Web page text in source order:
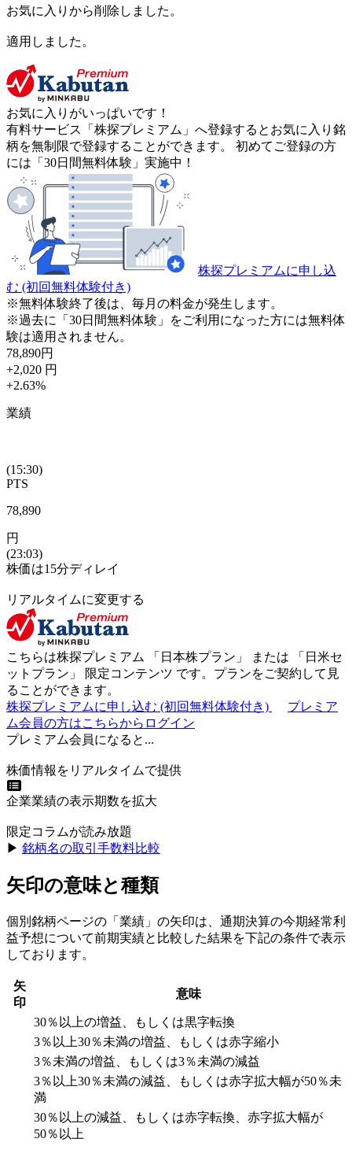
お気に入りから削除しました。
適用しました。
お気に入りがいっぱいです！
有料サービス「株探プレミアム」へ登録するとお気に入り銘
柄を無制限で登録することができます。 初めてご登録の方
には「30日間無料体験」実施中！
株探プレミアムに申し込
む (初回無料体験付き)
※無料体験終了後は、毎月の料金が発生します。
※過去に「30日間無料体験」をご利用になった方には無料体
験は適用されません。
78,890円
+2,020 円
+2.63%
業績
(15:30)
PTS
78,890
円
(23:03)
株価は15分ディレイ
リアルタイムに変更する
こちらは株探プレミアム 「 日本株プラン 」 または 「 日米セ
ットプラン 」 限定コンテンツ です。プランをご契約して見
ることができます。
株探プレミアムに申し込む (初回無料体験付き)
プレミア
ム会員の方はこちらからログイン
プレミアム会員になると...
株価情報をリアルタイムで提供
企業業績の表示期数を拡大
限定コラムが読み放題
▶︎ 銘柄名の取引手数料比較
矢印の意味と種類
個別銘柄ページの「業績」の矢印は、通期決算の今期経常利
益予想について前期実績と比較した結果を下記の条件で表示
しております。
矢
印
意味
30％以上の増益、もしくは黒字転換
3％以上30％未満の増益、もしくは赤字縮小
3％未満の増益、もしくは3％未満の減益
3％以上30％未満の減益、もしくは赤字拡大幅が50％未
満
30％以上の減益、もしくは赤字転換、赤字拡大幅が
50％以上